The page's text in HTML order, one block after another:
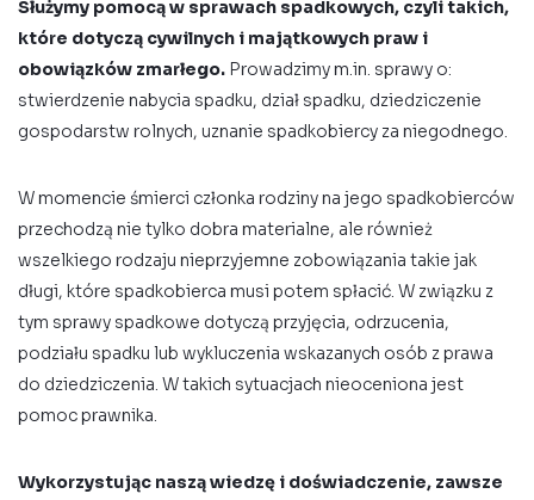
Służymy pomocą w sprawach spadkowych, czyli takich,
które dotyczą cywilnych i majątkowych praw i
obowiązków zmarłego. Prowadzimy m.in. sprawy o:
stwierdzenie nabycia spadku, dział spadku, dziedziczenie
gospodarstw rolnych, uznanie spadkobiercy za niegodnego.
W momencie śmierci członka rodziny na jego spadkobierców
przechodzą nie tylko dobra materialne, ale również
wszelkiego rodzaju nieprzyjemne zobowiązania takie jak
długi, które spadkobierca musi potem spłacić. W związku z
tym sprawy spadkowe dotyczą przyjęcia, odrzucenia,
podziału spadku lub wykluczenia wskazanych osób z prawa
do dziedziczenia. W takich sytuacjach nieoceniona jest
pomoc prawnika.
Wykorzystując naszą wiedzę i doświadczenie, zawsze